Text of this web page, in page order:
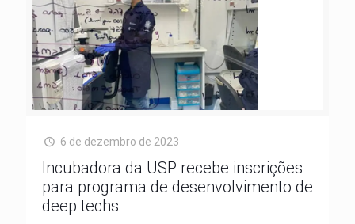
6 de dezembro de 2023
Incubadora da USP recebe inscrições
para programa de desenvolvimento de
deep techs